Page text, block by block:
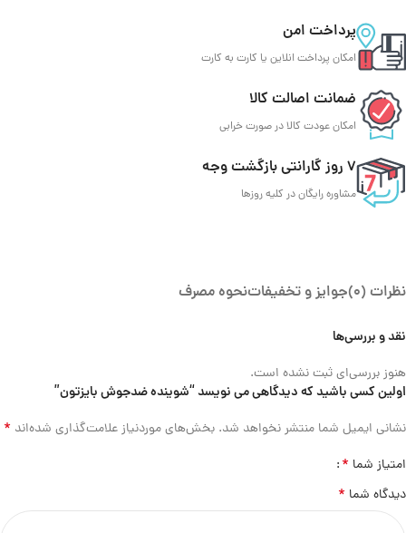
پرداخت امن
امکان پرداخت انلاین یا کارت به کارت
ضمانت اصالت کالا
امکان عودت کالا در صورت خرابی
7 روز گارانتی بازگشت وجه
مشاوره رایگان در کلیه روزها
نظرات (0) جوایز و تخفیفاتنحوه مصرف
نقد و بررسی‌ها
هنوز بررسی‌ای ثبت نشده است.
اولین کسی باشید که دیدگاهی می نویسد “شوینده ضدجوش بایزتون”
نشانی ایمیل شما منتشر نخواهد شد. بخش‌های موردنیاز علامت‌گذاری شده‌اند *
امتیاز شما *
دیدگاه شما *